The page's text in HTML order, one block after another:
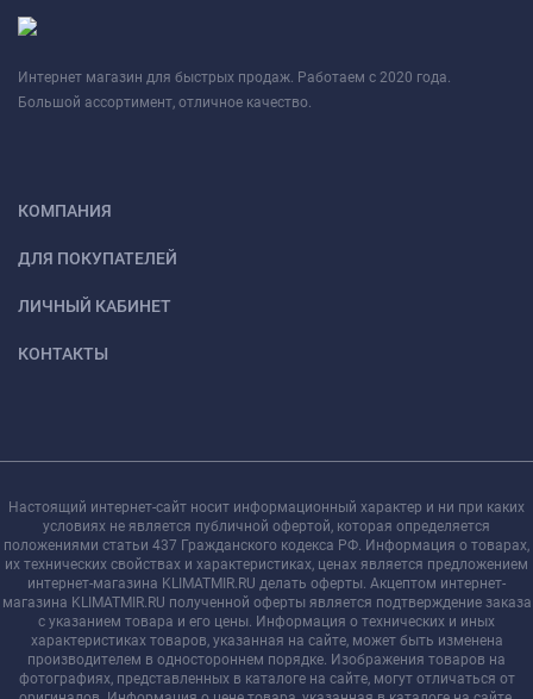
Интернет магазин для быстрых продаж. Работаем с 2020 года.
Большой ассортимент, отличное качество.
КОМПАНИЯ
ДЛЯ ПОКУПАТЕЛЕЙ
ЛИЧНЫЙ КАБИНЕТ
КОНТАКТЫ
Настоящий интернет-сайт носит информационный характер и ни при каких
условиях не является публичной офертой, которая определяется
положениями статьи 437 Гражданского кодекса РФ. Информация о товарах,
их технических свойствах и характеристиках, ценах является предложением
интернет-магазина KLIMATMIR.RU делать оферты. Акцептом интернет-
магазина KLIMATMIR.RU полученной оферты является подтверждение заказа
с указанием товара и его цены. Информация о технических и иных
характеристиках товаров, указанная на сайте, может быть изменена
производителем в одностороннем порядке. Изображения товаров на
фотографиях, представленных в каталоге на сайте, могут отличаться от